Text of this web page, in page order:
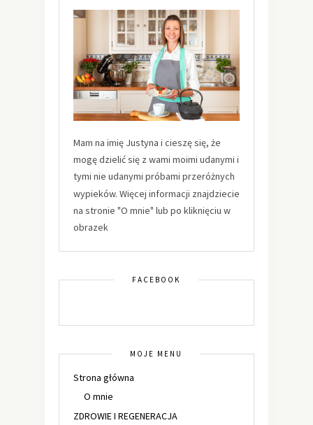
Mam na imię Justyna i cieszę się, że
mogę dzielić się z wami moimi udanymi i
tymi nie udanymi próbami przeróżnych
wypieków. Więcej informacji znajdziecie
na stronie "O mnie" lub po kliknięciu w
obrazek
FACEBOOK
MOJE MENU
Strona główna
O mnie
ZDROWIE I REGENERACJA